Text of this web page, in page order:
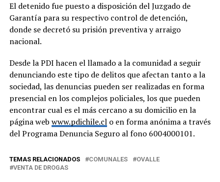
El detenido fue puesto a disposición del Juzgado de
Garantía para su respectivo control de detención,
donde se decretó su prisión preventiva y arraigo
nacional.
Desde la PDI hacen el llamado a la comunidad a seguir
denunciando este tipo de delitos que afectan tanto a la
sociedad, las denuncias pueden ser realizadas en forma
presencial en los complejos policiales, los que pueden
encontrar cual es el más cercano a su domicilio en la
página web www.pdichile.clo en forma anónima a través
del Programa Denuncia Seguro al fono 6004000101.
TEMAS RELACIONADOS COMUNALES
OVALLE
VENTA DE DROGAS